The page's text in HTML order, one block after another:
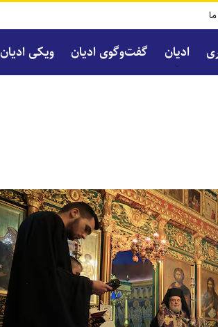
ادیان گفت‌و‌گوی ادیان ویکی ادیان